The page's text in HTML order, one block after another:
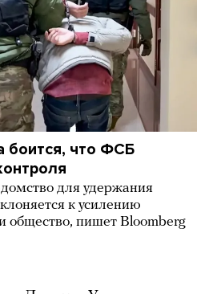
боится, что ФСБ
для удержания
к усилению
общество, пишет Bloomberg